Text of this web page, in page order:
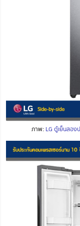
ภาพ: LG ตู้เย็นสอง